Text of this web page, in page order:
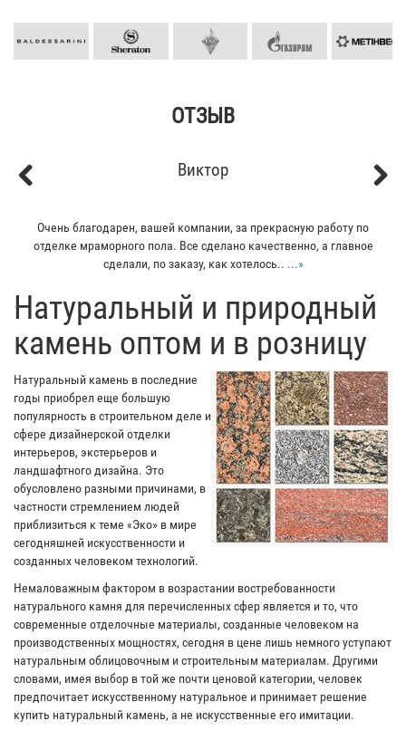
ОТЗЫВ
работу по
а главное
Мой отец заказывал плитку из гранита для своего
всего понравилось - индивидуальный подход к
остался очень доволен...
​Натуральный и природный
камень оптом и в розницу
Натуральный камень в последние
годы приобрел еще большую
популярность в строительном деле и
сфере дизайнерской отделки
интерьеров, экстерьеров и
ландшафтного дизайна. Это
обусловлено разными причинами, в
частности стремлением людей
приблизиться к теме «Эко» в мире
сегодняшней искусственности и
созданных человеком технологий.
Немаловажным фактором в возрастании востребованности
натурального камня для перечисленных сфер является и то, что
современные отделочные материалы, созданные человеком на
производственных мощностях, сегодня в цене лишь немного уступают
натуральным облицовочным и строительным материалам. Другими
словами, имея выбор в той же почти ценовой категории, человек
предпочитает искусственному натуральное и принимает решение
купить натуральный камень, а не искусственные его имитации.